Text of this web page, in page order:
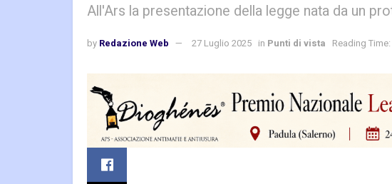
All'Ars la presentazione della legge nata da un
by Redazione Web 27 Luglio 2025 in Punti di vista Reading